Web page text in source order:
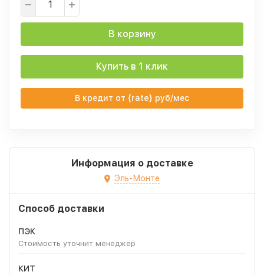
В корзину
Купить в 1 клик
В кредит от {rate} руб/мес
Информация о доставке
Эль-Монте
Способ доставки
ПЭК
Стоимость уточнит менеджер
КИТ